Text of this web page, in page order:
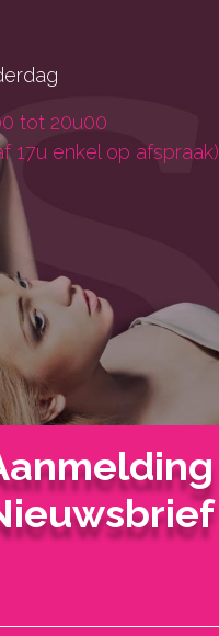
tot 20u00
17u enkel op afspraak)